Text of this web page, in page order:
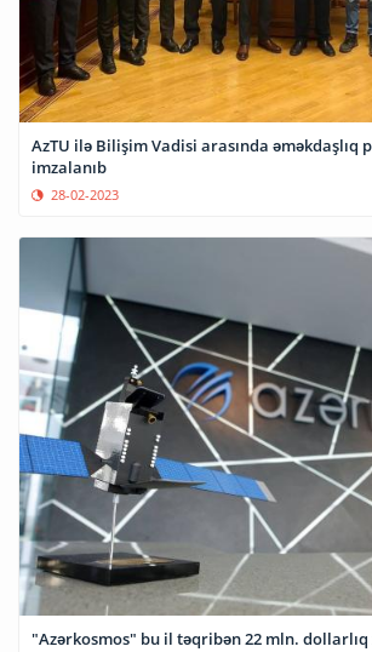
AzTU ilə Bilişim Vadisi arasında əməkdaşlıq
imzalanıb
28-02-2023
"Azərkosmos" bu il təqribən 22 mln.